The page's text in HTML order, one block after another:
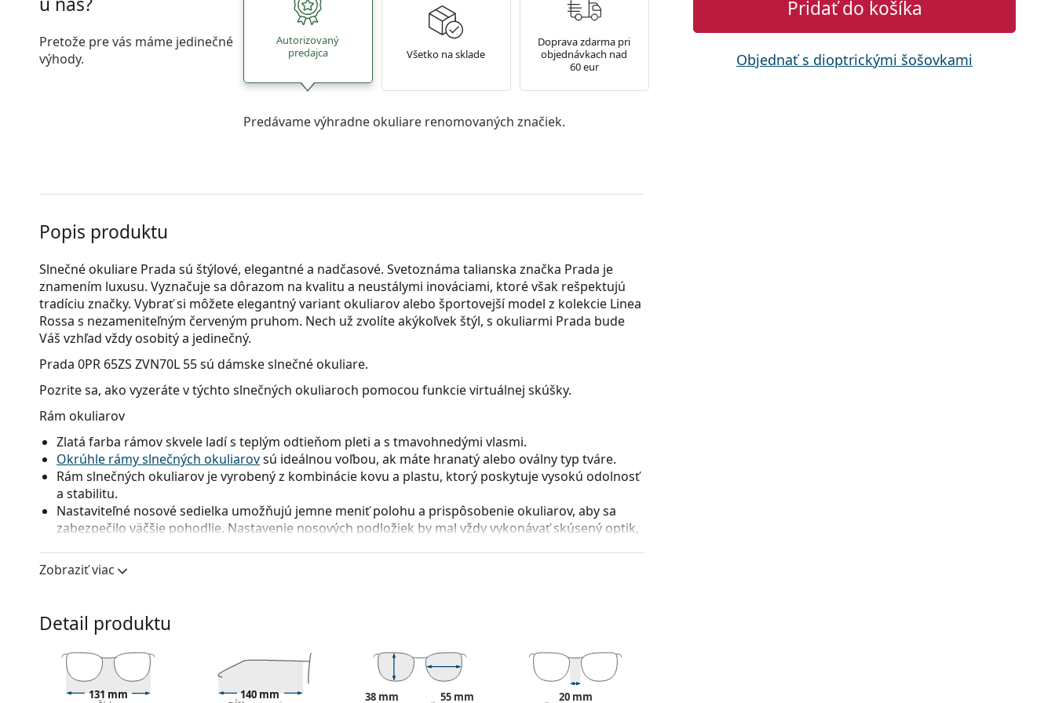
Pridať do košíka
Objednať s dioptrickými šošovkami
Pretože pre vás máme jedinečné
výhody.
Autorizovaný
predajca
Všetko na sklade
Doprava zdarma pri
objednávkach nad
60 eur
Predávame výhradne okuliare renomovaných značiek.
Popis produktu
Slnečné okuliare Prada sú štýlové, elegantné a nadčasové. Svetoznáma talianska značka Prada je
znamením luxusu. Vyznačuje sa dôrazom na kvalitu a neustálymi inováciami, ktoré však rešpektujú
tradíciu značky. Vybrať si môžete elegantný variant okuliarov alebo športovejší model z kolekcie Linea
Rossa s nezameniteľným červeným pruhom. Nech už zvolíte akýkoľvek štýl, s okuliarmi Prada bude
Váš vzhľad vždy osobitý a jedinečný.
Prada 0PR 65ZS ZVN70L 55sú dámske slnečné okuliare.
Pozrite sa, ako vyzeráte v týchto slnečných okuliaroch pomocou funkcie virtuálnej skúšky.
Rám okuliarov
Zlatá farba rámov skvele ladí s teplým odtieňom pleti a s tmavohnedými vlasmi.
Okrúhle rámy slnečných okuliarovsú ideálnou voľbou, ak máte hranatý alebo oválny typ tváre.
Rám slnečných okuliarov je vyrobený z kombinácie kovu a plastu, ktorý poskytuje vysokú odolnosť
a stabilitu.
Nastaviteľné nosové sedielka umožňujú jemne meniť polohu a prispôsobenie okuliarov, aby sa
zabezpečilo väčšie pohodlie. Nastavenie nosových podložiek by mal vždy vykonávať skúsený optik,
Pôvodné šošovky je možné nahradiť rôznymi typmi šošoviek na mieru, dioptrickými alebo
nedioptrickými.
Zelené sklá okuliarov zmierňujú intenzitu svetla a sú skvelá pre oči, pretože neovplyvňujú kontrast
ani neskresľujú farby.
Okuliarové šošovky týchto slnečných okuliarov sú vyrobené z plastu, ktorého nespornými
výhodami sú nízka hmotnosť a odolnosť proti prasknutiu.
Zobraziť viac
Detail produktu
131 mm 140 mm 38 mm 55 mm 20 mm